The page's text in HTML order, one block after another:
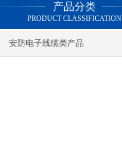
产品分类
PRODUCT CLASSIFICATION
安防电子线缆类产品